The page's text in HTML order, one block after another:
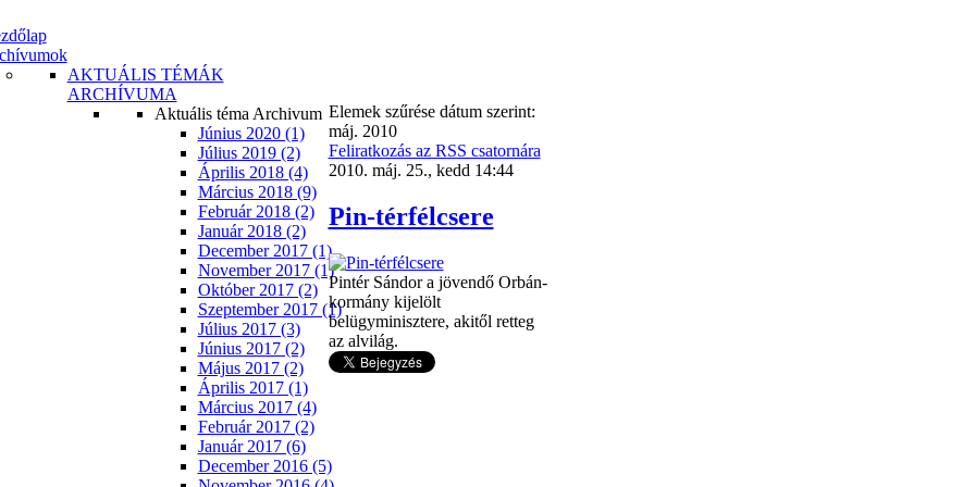
AKTUÁLIS TÉMÁK
ARCHÍVUMA
Aktuális téma Archivum
Június 2020 (1)
Július 2019 (2)
Április 2018 (4)
Március 2018 (9)
Február 2018 (2)
Január 2018 (2)
December 2017 (1)
November 2017 (1)
Október 2017 (2)
Szeptember 2017 (1)
Július 2017 (3)
Június 2017 (2)
Május 2017 (2)
Április 2017 (1)
Március 2017 (4)
Február 2017 (2)
Január 2017 (6)
December 2016 (5)
Elemek szűrése dátum szerint:
máj. 2010
Feliratkozás az RSS csatornára
2010. máj. 25., kedd 14:44
Pin-térfélcsere
Pintér Sándor a jövendő Orbán-
kormány kijelölt
belügyminisztere, akitől retteg
az alvilág.